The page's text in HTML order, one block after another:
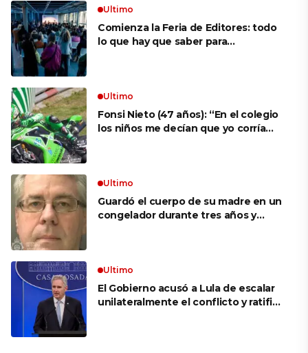
Ultimo
Comienza la Feria de Editores: todo
lo que hay que saber para
Ultimo
Fonsi Nieto (47 años): “En el colegio
los niños me decían que yo corría
Ultimo
Guardó el cuerpo de su madre en un
congelador durante tres años y
Ultimo
El Gobierno acusó a Lula de escalar
unilateralmente el conflicto y ratificó